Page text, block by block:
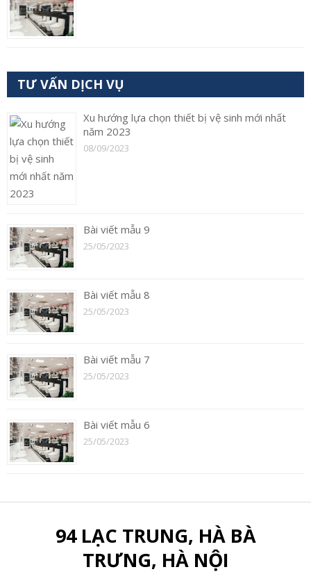
TƯ VẤN DỊCH VỤ
Xu hướng lựa chọn thiết bị vệ sinh mới nhất
năm 2023
08/09/2023
Bài viết mẫu 9
25/05/2023
Bài viết mẫu 8
25/05/2023
Bài viết mẫu 7
25/05/2023
Bài viết mẫu 6
25/05/2023
94 LẠC TRUNG, HÀ BÀ
TRƯNG, HÀ NỘI